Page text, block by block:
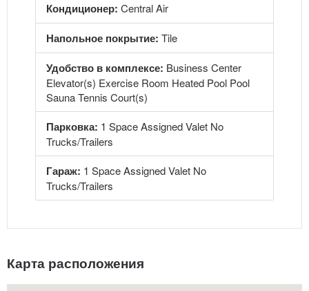
Кондиционер: Central Air
Напольное покрытие: Tile
Удобство в комплексе: Business Center
Elevator(s) Exercise Room Heated Pool Pool
Sauna Tennis Court(s)
Парковка: 1 Space Assigned Valet No
Trucks/Trailers
Гараж: 1 Space Assigned Valet No
Trucks/Trailers
Карта расположения